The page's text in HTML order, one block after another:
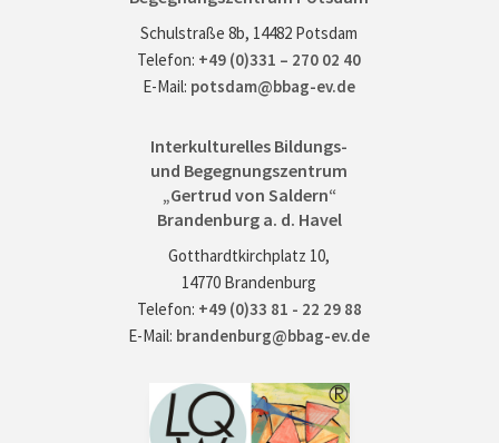
Schulstraße 8b, 14482 Potsdam
Telefon: +49 (0)331 – 270 02 40
E-Mail: potsdam@bbag-ev.de
Interkulturelles Bildungs-
und Begegnungszentrum
„Gertrud von Saldern“
Brandenburg a. d. Havel
Gotthardtkirchplatz 10,
14770 Brandenburg
Telefon: +49 (0)33 81 - 22 29 88
E-Mail: brandenburg@bbag-ev.de